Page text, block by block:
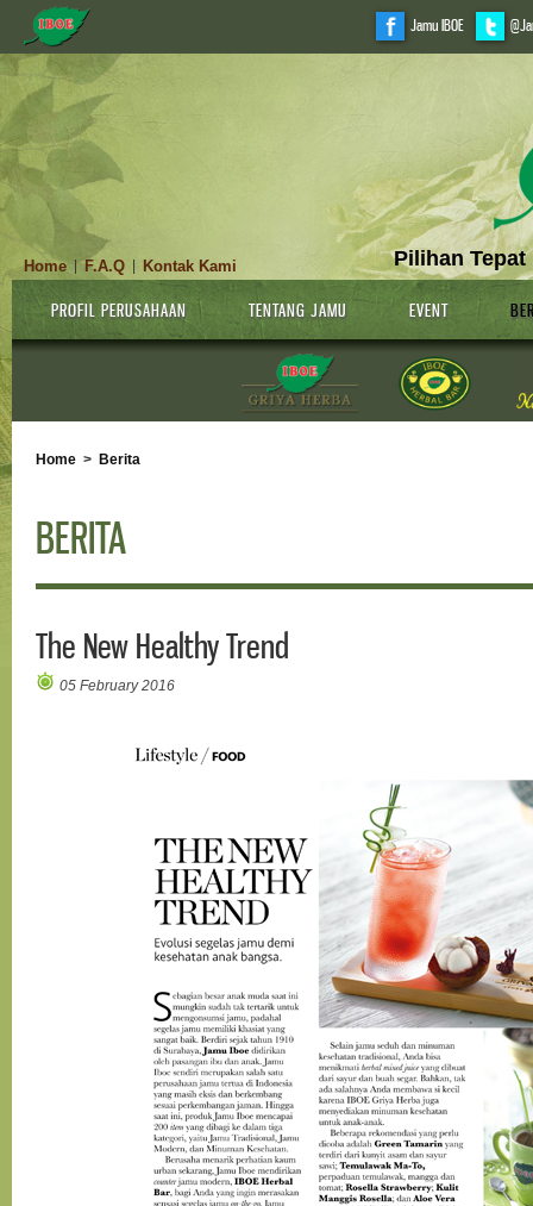
Jamu IBOE
Pilihan Tepat
Home |F.A.Q Kontak Kami
PROFIL PERUSAHAAN TENTANG JAMU EVENT
Home > Berita
BERITA
The New Healthy Trend
05 February 2016